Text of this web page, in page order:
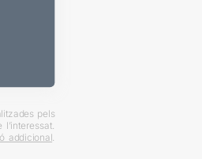
pels
addicional